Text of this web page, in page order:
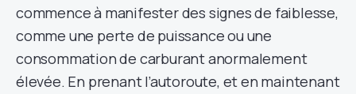
commence à manifester des signes de faiblesse,
comme une perte de puissance ou une
consommation de carburant anormalement
élevée. En prenant l’autoroute, et en maintenant